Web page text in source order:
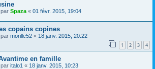
Spaza « 01 févr. 2015, 19:04
copains copines
morille52 « 18 janv. 2015, 20:22
1 2 3 4
en famille
italo1 « 18 janv. 2015, 10:23